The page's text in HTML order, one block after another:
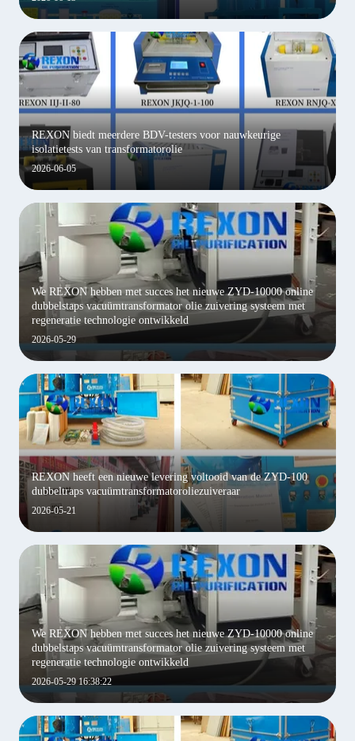
2026-06-05
REXON biedt meerdere BDV-testers voor nauwkeurige
isolatietests van transformatorolie
2026-05-29
We REXON hebben met succes het nieuwe ZYD-10000 online
dubbelstaps vacuümtransformator olie zuivering systeem met
regeneratie technologie ontwikkeld
2026-05-21
REXON heeft een nieuwe levering voltooid van de ZYD-100
dubbeltraps vacuümtransformatoroliezuiveraar
2026-05-29 16:38:22
We REXON hebben met succes het nieuwe ZYD-10000 online
dubbelstaps vacuümtransformator olie zuivering systeem met
regeneratie technologie ontwikkeld